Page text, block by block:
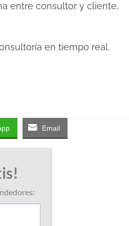
entre consultor y cliente,
en tiempo real.
Email